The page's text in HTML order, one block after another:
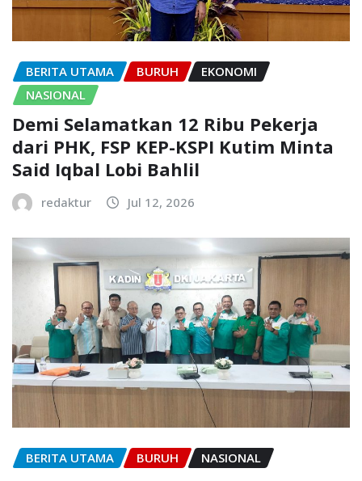
BERITA UTAMA BURUH
EKONOMI
NASIONAL
Demi Selamatkan 12 Ribu Pekerja
dari PHK, FSP KEP-KSPI Kutim Minta
Said Iqbal Lobi Bahlil
redaktur Jul 12, 2026
BERITA UTAMA BURUH NASIONAL